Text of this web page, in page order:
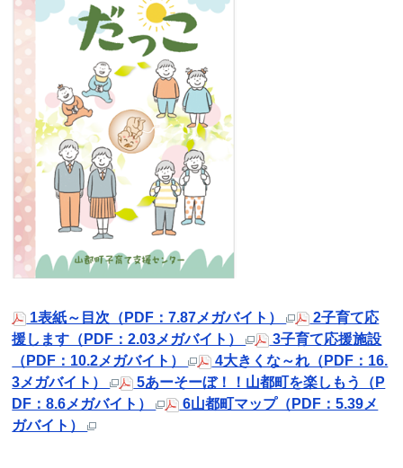
1表紙～目次（PDF：7.87メガバイト）
2子育て応
援します（PDF：2.03メガバイト）
3子育て応援施設
（PDF：10.2メガバイト）
4大きくな～れ（PDF：16.
3メガバイト）
5あーそーぼ！！山都町を楽しもう（P
DF：8.6メガバイト）
6山都町マップ（PDF：5.39メ
ガバイト）